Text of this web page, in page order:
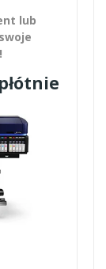
lub